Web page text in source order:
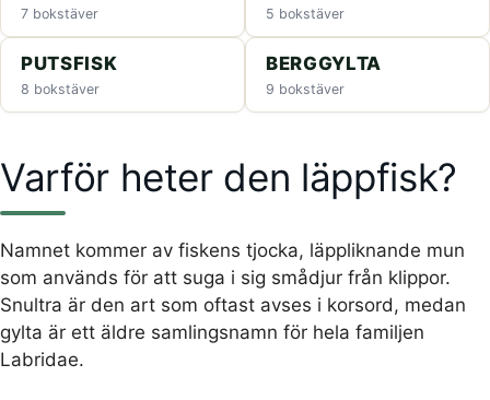
7 bokstäver 5 bokstäver
PUTSFISK
8 bokstäver
BERGGYLTA
9 bokstäver
Varför heter den läppfisk?
Namnet kommer av fiskens tjocka, läppliknande mun
som används för att suga i sig smådjur från klippor.
Snultra är den art som oftast avses i korsord, medan
gylta är ett äldre samlingsnamn för hela familjen
Labridae.